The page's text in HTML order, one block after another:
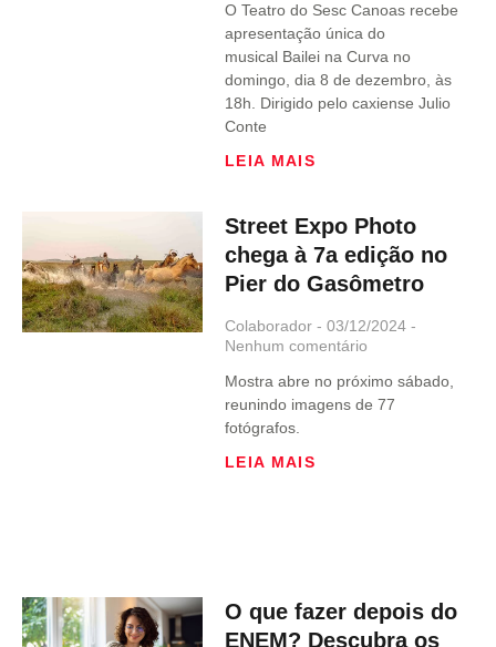
O Teatro do Sesc Canoas recebe
apresentação única do
musical Bailei na Curva no
domingo, dia 8 de dezembro, às
18h. Dirigido pelo caxiense Julio
Conte
LEIA MAIS
Street Expo Photo
chega à 7a edição no
Pier do Gasômetro
Colaborador 03/12/2024
Nenhum comentário
Mostra abre no próximo sábado,
reunindo imagens de 77
fotógrafos.
LEIA MAIS
O que fazer depois do
ENEM? Descubra os